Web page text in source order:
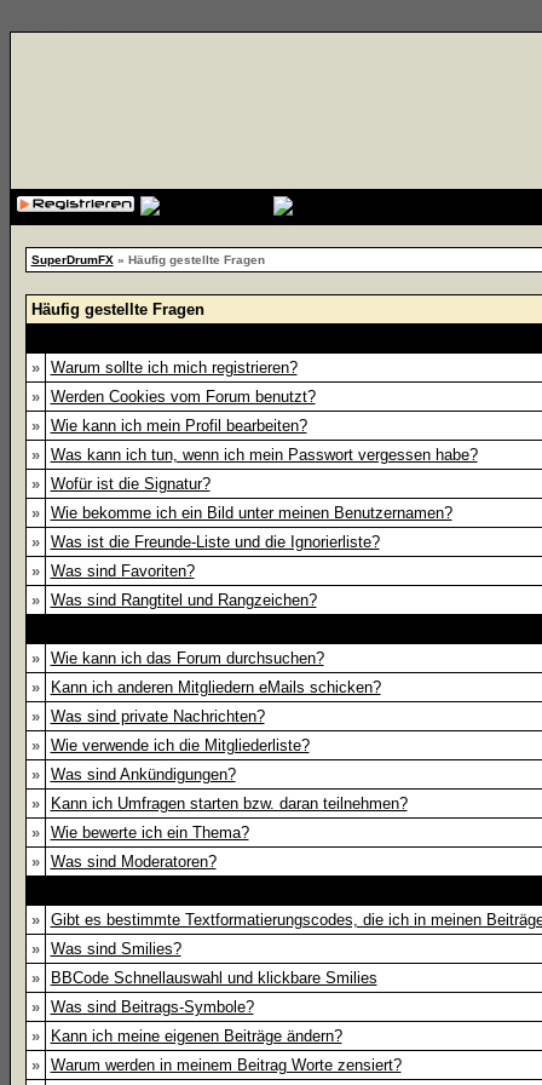
SuperDrumFX» Häufig gestellte Fragen
Häufig gestellte Fragen
»
Warum sollte ich mich registrieren?
»
Werden Cookies vom Forum benutzt?
»
Wie kann ich mein Profil bearbeiten?
»
Was kann ich tun, wenn ich mein Passwort vergessen habe?
»
Wofür ist die Signatur?
»
Wie bekomme ich ein Bild unter meinen Benutzernamen?
»
Was ist die Freunde-Liste und die Ignorierliste?
»
Was sind Favoriten?
»
Was sind Rangtitel und Rangzeichen?
»
Wie kann ich das Forum durchsuchen?
»
Kann ich anderen Mitgliedern eMails schicken?
»
Was sind private Nachrichten?
»
Wie verwende ich die Mitgliederliste?
»
Was sind Ankündigungen?
»
Kann ich Umfragen starten bzw. daran teilnehmen?
»
Wie bewerte ich ein Thema?
»
Was sind Moderatoren?
»
Gibt es bestimmte Textformatierungscodes, die ich in meinen
»
Was sind Smilies?
»
BBCode Schnellauswahl und klickbare Smilies
»
Was sind Beitrags-Symbole?
»
Kann ich meine eigenen Beiträge ändern?
»
Warum werden in meinem Beitrag Worte zensiert?